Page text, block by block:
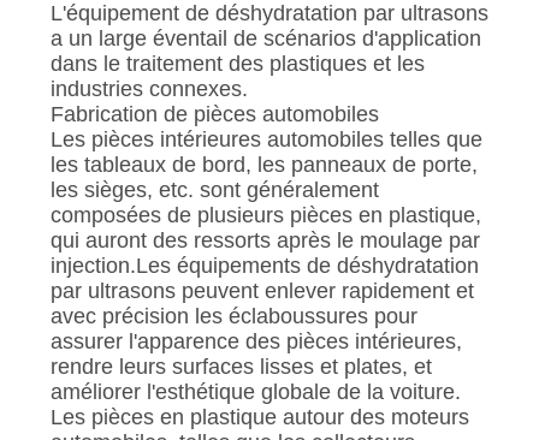
L'équipement de déshydratation par ultrasons
a un large éventail de scénarios d'application
dans le traitement des plastiques et les
industries connexes.
Fabrication de pièces automobiles
Les pièces intérieures automobiles telles que
les tableaux de bord, les panneaux de porte,
les sièges, etc. sont généralement
composées de plusieurs pièces en plastique,
qui auront des ressorts après le moulage par
injection.Les équipements de déshydratation
par ultrasons peuvent enlever rapidement et
avec précision les éclaboussures pour
assurer l'apparence des pièces intérieures,
rendre leurs surfaces lisses et plates, et
améliorer l'esthétique globale de la voiture.
Les pièces en plastique autour des moteurs